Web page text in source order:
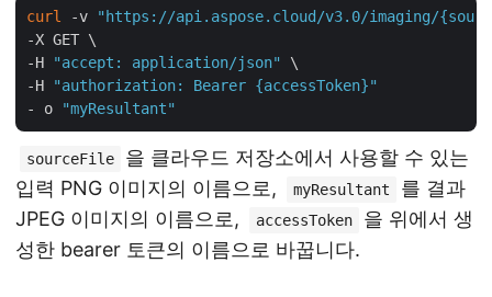
curl -v
"https://api.aspose.cloud/v3.0/imaging/
-X GET \
-H
"accept: application/json"
\
-H
"authorization: Bearer {accessToken}"
- o
"myResultant"
sourceFile
을 클라우드 저장소에서 사용할 수 있는
입력 PNG 이미지의 이름으로,
myResultant
를 결과
JPEG 이미지의 이름으로,
accessToken
을 위에서 생
성한 bearer 토큰의 이름으로 바꿉니다.